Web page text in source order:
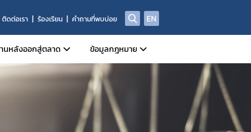
ติดต่อเรา ร้องเรียน คำถามที่พบบ่อย EN
ฎหมายที่เกี่ยวข้อง
บวิชาชีพทางการแพทย์
นหลังออกสู่ตลาด
บทบาทหน้าที่กลุ่มกำกับดูแลหลังออกสู่ตลาด
หน้าที่ของผู้ประกอบการด้านเครื่องมือแพทย์
ผลิตภัณฑ์ที่ถูกยกเลิก/เพิกถอน
ข้อมูลกฎหมาย
ข่าวสารเกี่ยวกับกฎหมาย
ประชาพิจารณ์ร่างกฎหมาย
พระราชบัญญัติเครื่องมือแพทย์